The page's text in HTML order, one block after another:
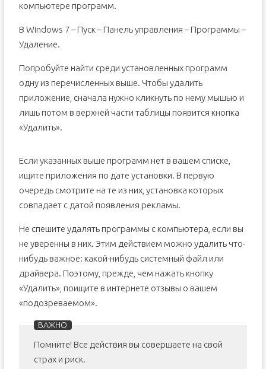
компьютере программ.
В Windows 7 – Пуск – Панель управления – Программы –
Удаление.
Попробуйте найти среди установленных программ
одну из перечисленных выше. Чтобы удалить
приложение, сначала нужно кликнуть по нему мышью и
лишь потом в верхней части таблицы появится кнопка
«Удалить».
Если указанных выше программ нет в вашем списке,
ищите приложения по дате установки. В первую
очередь смотрите на те из них, установка которых
совпадает с датой появления рекламы.
Не спешите удалять программы с компьютера, если вы
не уверенны в них. Этим действием можно удалить что-
нибудь важное: какой-нибудь системный файл или
драйвера. Поэтому, прежде, чем нажать кнопку
«Удалить», поищите в интернете отзывы о вашем
«подозреваемом».
Помните! Все действия вы совершаете на свой
страх и риск.